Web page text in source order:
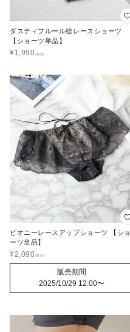
ダスティフルール総レースショーツ
【ショーツ単品】
¥1,990
ピオニーレースアップショーツ 【ショ
ーツ単品】
¥2,090
販売期間
2025/10/29 12:00〜